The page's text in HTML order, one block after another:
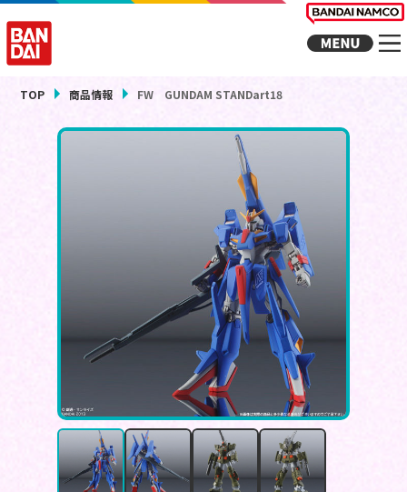
TOP 商品情報 FW GUNDAM STANDart18